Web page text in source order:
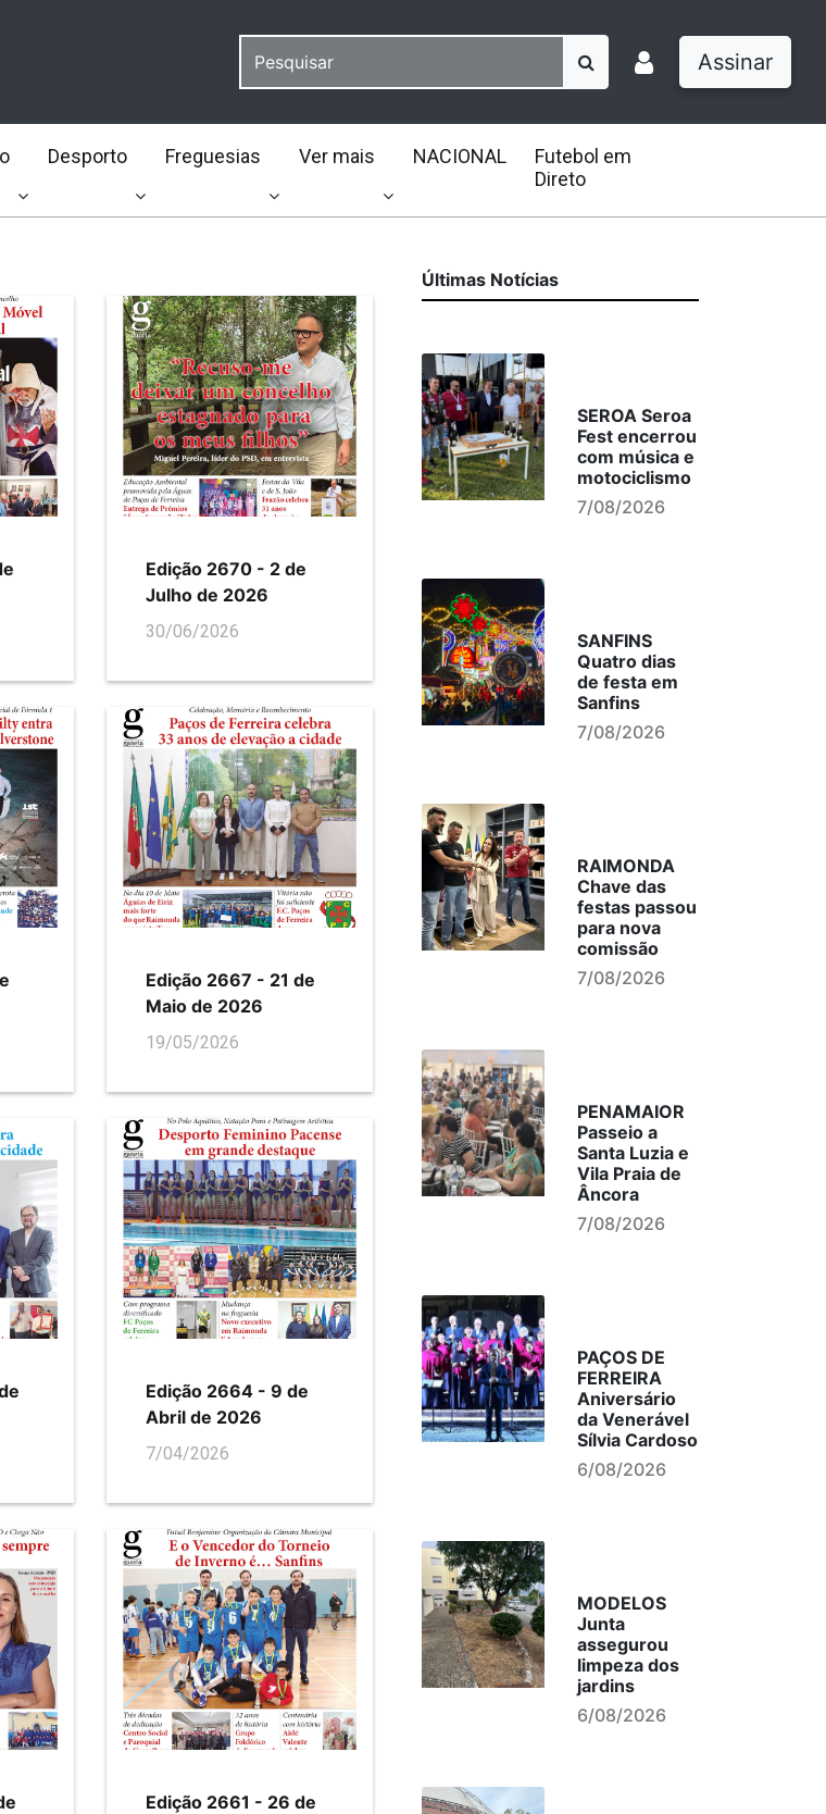
Assinar
Desporto Freguesias Ver mais NACIONAL
Futebol em
Direto
Edição 2670 - 2 de
Julho de 2026
30/06/2026
Edição 2667 - 21 de
Maio de 2026
19/05/2026
Edição 2664 - 9 de
Abril de 2026
7/04/2026
Edição 2661 - 26 de
Últimas Notícias
SEROA Seroa
Fest encerrou
com música e
motociclismo
7/08/2026
SANFINS
Quatro dias
de festa em
Sanfins
7/08/2026
RAIMONDA
Chave das
festas passou
para nova
comissão
7/08/2026
PENAMAIOR
Passeio a
Santa Luzia e
Vila Praia de
Âncora
7/08/2026
PAÇOS DE
FERREIRA
Aniversário
da Venerável
Sílvia Cardoso
6/08/2026
MODELOS
Junta
assegurou
limpeza dos
jardins
6/08/2026